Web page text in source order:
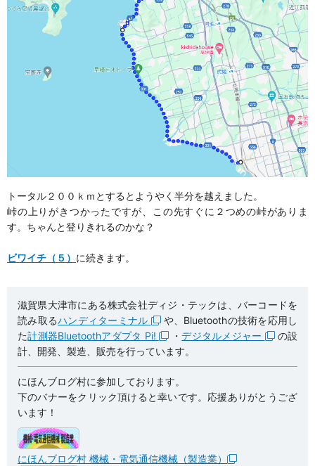
トータル２００ｋｍとするとようやく半分を越えました。
峠の上りがきつかったですが、この先すぐに２つめの峠がありま
す。ちゃんと登りきれるのかな？
ビワイチ（５） に続きます。
滋賀県大津市にある株式会社ディジ・テックは、バーコードを
読み取るハンディターミナル
や、Bluetoothの技術を応用し
た計測器Bluetoothアダプタ Pi! ・デジタルメジャー
の設
計、開発、製造、販売を行っています。
にほんブログ村に参加しております。
下のバナーをクリック頂けると幸いです。応援ありがとうござ
います！
にほんブログ村 機械・電気通信機械（製造業）